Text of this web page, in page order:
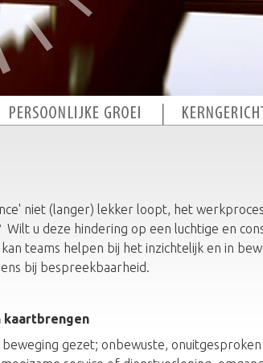
niet (langer) lekker loopt, het
u deze hindering op een luchtige en
teams helpen bij het inzichtelijk en in
bij bespreekbaarheid.
kaartbrengen
gezet; onbewuste,